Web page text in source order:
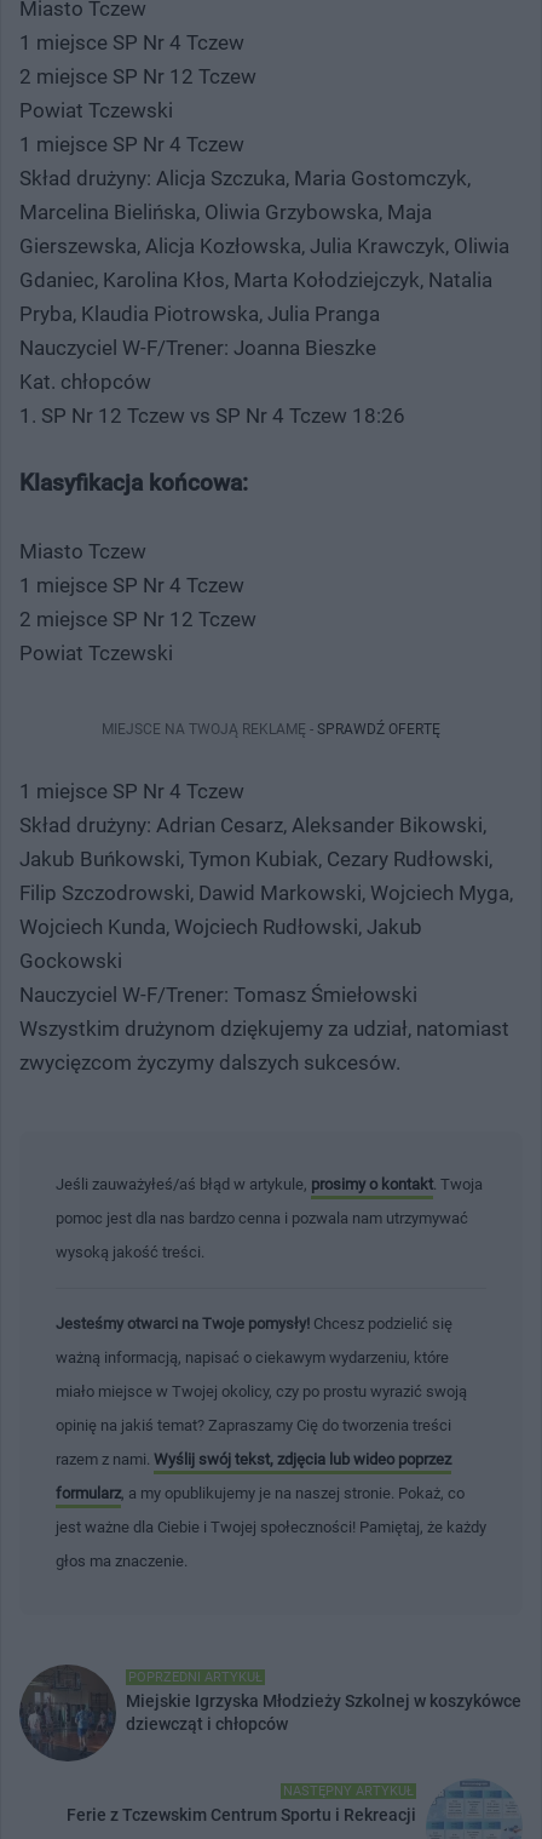
Miasto Tczew
1 miejsce SP Nr 4 Tczew
2 miejsce SP Nr 12 Tczew
Powiat Tczewski
1 miejsce SP Nr 4 Tczew
Skład drużyny: Alicja Szczuka, Maria Gostomczyk,
Marcelina Bielińska, Oliwia Grzybowska, Maja
Gierszewska, Alicja Kozłowska, Julia Krawczyk, Oliwia
Gdaniec, Karolina Kłos, Marta Kołodziejczyk, Natalia
Pryba, Klaudia Piotrowska, Julia Pranga
Nauczyciel W-F/Trener: Joanna Bieszke
Kat. chłopców
1. SP Nr 12 Tczew vs SP Nr 4 Tczew 18:26
Klasyfikacja końcowa:
Miasto Tczew
1 miejsce SP Nr 4 Tczew
2 miejsce SP Nr 12 Tczew
Powiat Tczewski
MIEJSCE NA TWOJĄ REKLAMĘ - SPRAWDŹ OFERTĘ
1 miejsce SP Nr 4 Tczew
Skład drużyny: Adrian Cesarz, Aleksander Bikowski,
Jakub Buńkowski, Tymon Kubiak, Cezary Rudłowski,
Filip Szczodrowski, Dawid Markowski, Wojciech Myga,
Wojciech Kunda, Wojciech Rudłowski, Jakub
Gockowski
Nauczyciel W-F/Trener: Tomasz Śmiełowski
Wszystkim drużynom dziękujemy za udział, natomiast
zwycięzcom życzymy dalszych sukcesów.
Jeśli zauważyłeś/aś błąd w artykule, prosimy o kontakt . Twoja
pomoc jest dla nas bardzo cenna i pozwala nam utrzymywać
wysoką jakość treści.
Jesteśmy otwarci na Twoje pomysły! Chcesz podzielić się
ważną informacją, napisać o ciekawym wydarzeniu, które
miało miejsce w Twojej okolicy, czy po prostu wyrazić swoją
opinię na jakiś temat? Zapraszamy Cię do tworzenia treści
razem z nami. Wyślij swój tekst, zdjęcia lub wideo poprzez
formularz , a my opublikujemy je na naszej stronie. Pokaż, co
jest ważne dla Ciebie i Twojej społeczności! Pamiętaj, że każdy
głos ma znaczenie.
POPRZEDNI ARTYKUŁ
Miejskie Igrzyska Młodzieży Szkolnej w koszykówce
dziewcząt i chłopców
NASTĘPNY ARTYKUŁ
Ferie z Tczewskim Centrum Sportu i Rekreacji